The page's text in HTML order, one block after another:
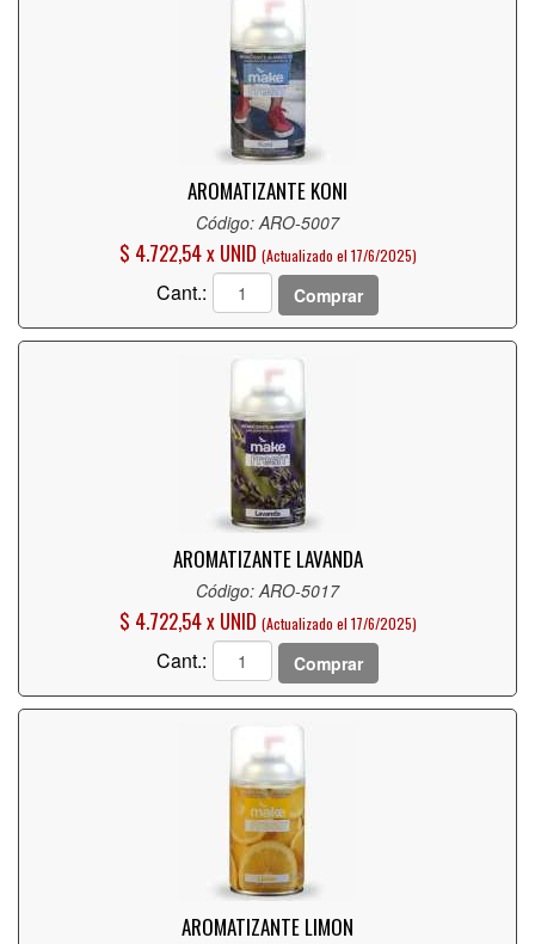
AROMATIZANTE KONI
Código: ARO-5007
$ 4.722,54 x UNID (Actualizado el 17/6/2025)
Cant.: Comprar
AROMATIZANTE LAVANDA
Código: ARO-5017
$ 4.722,54 x UNID (Actualizado el 17/6/2025)
Cant.: Comprar
AROMATIZANTE LIMON